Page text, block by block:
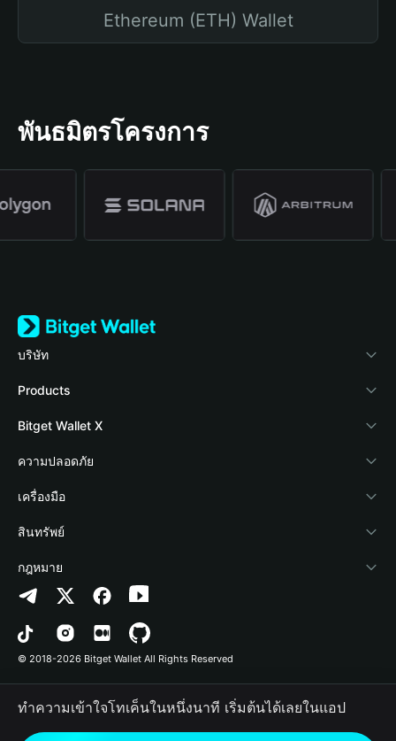
Ethereum (ETH) Wallet
พันธมิตรโครงการ
บริษัท
เกี่ยวกับ Bitget Wallet
Blog
Academy
ข่าวสารด้านคริปโต
ศูนย์ช่วยเหลือ
ติดต่อเรา
ทรัพยากรข้อมูลของแบรนด์
อาชีพ
Products
Crypto Card
Stablecoin Earn
Payfi Crypto
Crypto Swap API
Altcoin Season Index
Prediction Markets
DApp
RWA
Bitget Wallet X
นักพัฒนา
เชื่อมต่อ Wallet
Bitget Wallet Pay
ลิสต์โปรเจกต์
ความปลอดภัย
Protection Fund
เทคโนโลยีความปลอดภัย
เครื่องมือ
ซื้อคริปโต
การตรวจจับการอนุญาต
การตรวจจับสัญญา
การโอนเป็นชุด
สินทรัพย์
Arbitrum
Avalanche
Bitcoin
Polygon
กฎหมาย
นโยบายความเป็นส่วนตัว
ข้อตกลงในการใช้บริการ
© 2018-2026 Bitget Wallet All Rights Reserved
ทำความเข้าใจโทเค็นในหนึ่งนาที เริ่มต้นได้เลยในแอป